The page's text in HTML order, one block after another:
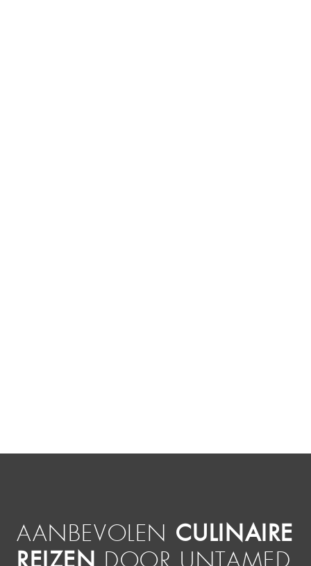
AANBEVOLEN CULINAIRE
REIZEN